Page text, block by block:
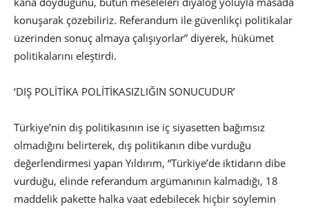
konuşarak çözebiliriz. Referandum ile güvenlikçi politikalar
üzerinden sonuç almaya çalışıyorlar” diyerek, hükümet
politikalarını eleştirdi.
‘DIŞ POLİTİKA POLİTİKASIZLIĞIN SONUCUDUR’
Türkiye’nin dış politikasının ise iç siyasetten bağımsız
olmadığını belirterek, dış politikanın dibe vurduğu
değerlendirmesi yapan Yıldırım, “Türkiye’de iktidarın dibe
vurduğu, elinde referandum argümanının kalmadığı, 18
maddelik pakette halka vaat edebilecek hiçbir söylemin